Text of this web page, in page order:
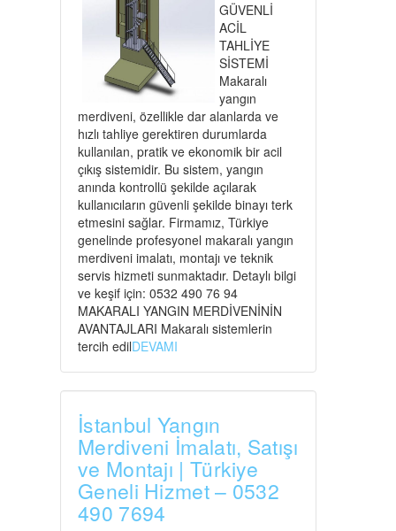
GÜVENLİ
ACİL
TAHLİYE
SİSTEMİ
Makaralı
yangın
merdiveni, özellikle dar alanlarda ve
hızlı tahliye gerektiren durumlarda
kullanılan, pratik ve ekonomik bir acil
çıkış sistemidir. Bu sistem, yangın
anında kontrollü şekilde açılarak
kullanıcıların güvenli şekilde binayı terk
etmesini sağlar. Firmamız, Türkiye
genelinde profesyonel makaralı yangın
merdiveni imalatı, montajı ve teknik
servis hizmeti sunmaktadır. Detaylı bilgi
ve keşif için: 0532 490 76 94
MAKARALI YANGIN MERDİVENİNİN
AVANTAJLARI Makaralı sistemlerin
tercih edilDEVAMI
İstanbul Yangın
Merdiveni İmalatı, Satışı
ve Montajı | Türkiye
Geneli Hizmet – 0532
490 7694